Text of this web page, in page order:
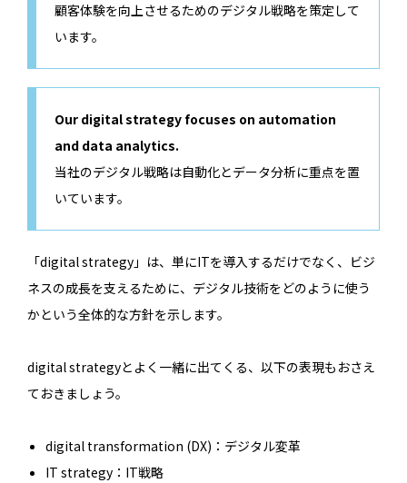
顧客体験を向上させるためのデジタル戦略を策定して
います。
Our digital strategy focuses on automation
and data analytics.
当社のデジタル戦略は自動化とデータ分析に重点を置
いています。
「digital strategy」は、単にITを導入するだけでなく、ビジ
ネスの成長を支えるために、デジタル技術をどのように使う
かという全体的な方針を示します。
digital strategyとよく一緒に出てくる、以下の表現もおさえ
ておきましょう。
digital transformation (DX)：デジタル変革
IT strategy：IT戦略